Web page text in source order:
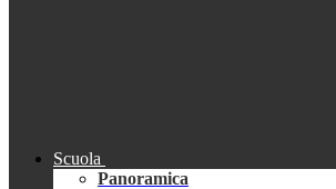
Scuola
Panoramica